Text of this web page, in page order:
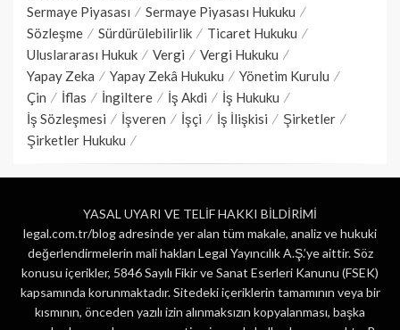
Sermaye Piyasası
Sermaye Piyasası Hukuku
Sözleşme
Sürdürülebilirlik
Ticaret Hukuku
Uluslararası Hukuk
Vergi
Vergi Hukuku
Yapay Zeka
Yapay Zekâ Hukuku
Yönetim Kurulu
Çin
İflas İngiltere İş Akdi
İş Hukuku
İş Sözleşmesi
İşveren İşçi İş İlişkisi
Şirketler
Şirketler Hukuku
YASAL UYARI VE TELİF HAKKI BİLDİRİMİ
legal.com.tr/blog adresinde yer alan tüm makale, analiz ve hukuki
değerlendirmelerin mali hakları Legal Yayıncılık A.Ş.’ye aittir. Söz
konusu içerikler, 5846 Sayılı Fikir ve Sanat Eserleri Kanunu (FSEK)
kapsamında korunmaktadır. Sitedeki içeriklerin tamamının veya bir
kısmının, önceden yazılı izin alınmaksızın kopyalanması, başka